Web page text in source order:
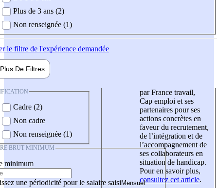
Plus de 3 ans (2)
Non renseignée (1)
le filtre de l'expérience demandée
Plus De Filtres
Cadre (2)
Non cadre
Non renseignée (1)
BRUT MINIMUM
minimum
une périodicité pour le salaire saisi
par France travail,
Cap emploi et ses
partenaires pour ses
actions concrètes en
faveur du recrutement,
de l’intégration et de
l’accompagnement de
ses collaborateurs en
situation de handicap.
Pour en savoir plus,
consultez cet article.